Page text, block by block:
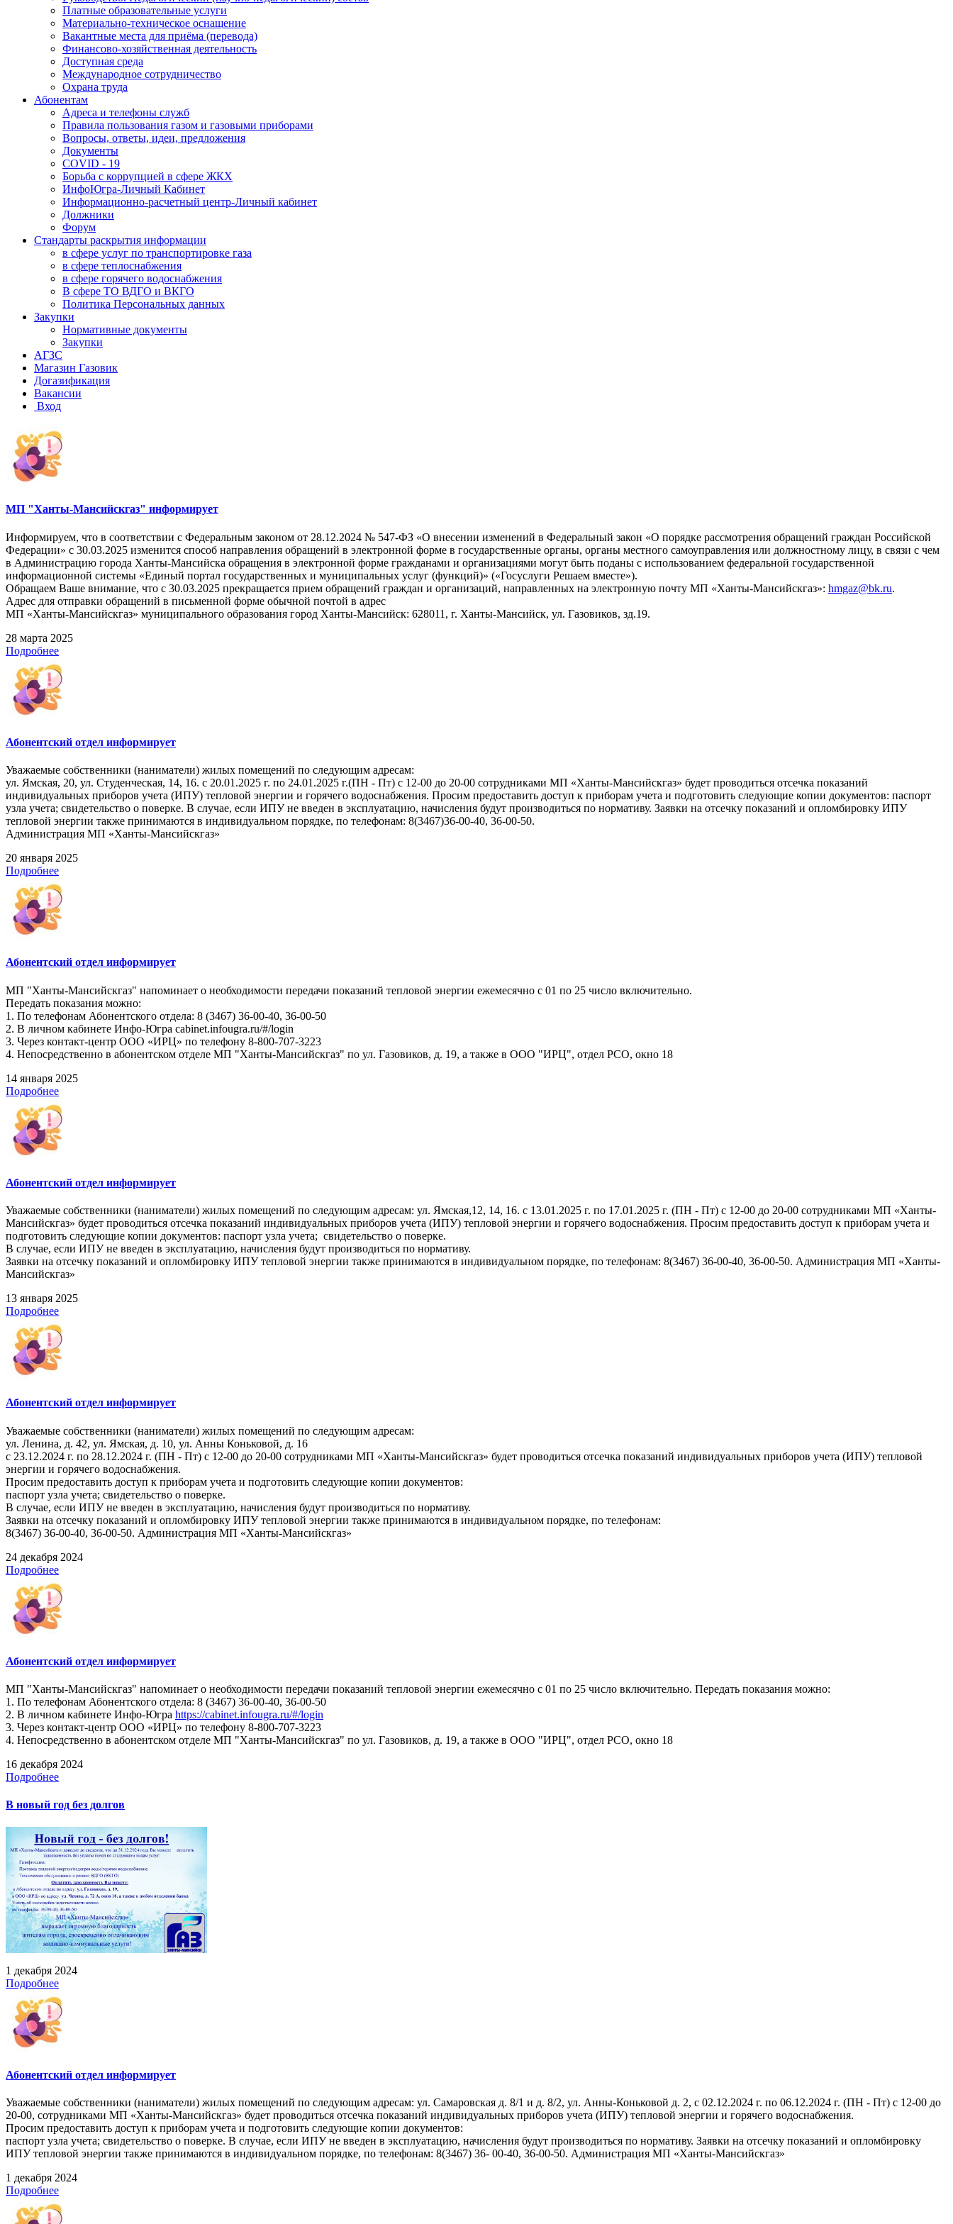
Платные образовательные услуги
Материально-техническое оснащение
Вакантные места для приёма (перевода)
Финансово-хозяйственная деятельность
Доступная среда
Международное сотрудничество
Охрана труда
Абонентам
Адреса и телефоны служб
Правила пользования газом и газовыми приборами
Вопросы, ответы, идеи, предложения
Документы
COVID - 19
Борьба с коррупцией в сфере ЖКХ
ИнфоЮгра-Личный Кабинет
Информационно-расчетный центр-Личный кабинет
Должники
Форум
Стандарты раскрытия информации
в сфере услуг по транспортировке газа
в сфере теплоснабжения
в сфере горячего водоснабжения
В сфере ТО ВДГО и ВКГО
Политика Персональных данных
Закупки
Нормативные документы
Закупки
АГЗС
Магазин Газовик
Догазификация
Вакансии
Вход
МП "Ханты-Мансийскгаз" информирует
Информируем, что в соответствии с Федеральным законом от 28.12.2024 № 547-ФЗ «О внесении изменений в Федеральный закон «О порядке рассмотрения обращений граждан Российской
Федерации» с 30.03.2025 изменится способ направления обращений в электронной форме в государственные органы, органы местного самоуправления или должностному лицу, в связи с чем
в Администрацию города Ханты-Мансийска обращения в электронной форме гражданами и организациями могут быть поданы с использованием федеральной государственной
информационной системы «Единый портал государственных и муниципальных услуг (функций)» («Госуслуги Решаем вместе»).
Обращаем Ваше внимание, что с 30.03.2025 прекращается прием обращений граждан и организаций, направленных на электронную почту МП «Ханты-Мансийскгаз»: hmgaz@bk.ru.
Адрес для отправки обращений в письменной форме обычной почтой в адрес
МП «Ханты-Мансийскгаз» муниципального образования город Ханты-Мансийск: 628011, г. Ханты-Мансийск, ул. Газовиков, зд.19.
28 марта 2025
Подробнее
Абонентский отдел информирует
Уважаемые собственники (наниматели) жилых помещений по следующим адресам:
ул. Ямская, 20, ул. Студенческая, 14, 16. с 20.01.2025 г. по 24.01.2025 г.(ПН - Пт) с 12-00 до 20-00 сотрудниками МП «Ханты-Мансийскгаз» будет проводиться отсечка показаний
индивидуальных приборов учета (ИПУ) тепловой энергии и горячего водоснабжения. Просим предоставить доступ к приборам учета и подготовить следующие копии документов: паспорт
узла учета; свидетельство о поверке. В случае, если ИПУ не введен в эксплуатацию, начисления будут производиться по нормативу. Заявки на отсечку показаний и опломбировку ИПУ
тепловой энергии также принимаются в индивидуальном порядке, по телефонам: 8(3467)36-00-40, 36-00-50.
Администрация МП «Ханты-Мансийскгаз»
20 января 2025
Подробнее
Абонентский отдел информирует
МП "Ханты-Мансийскгаз" напоминает о необходимости передачи показаний тепловой энергии ежемесячно с 01 по 25 число включительно.
Передать показания можно:
1. По телефонам Абонентского отдела: 8 (3467) 36-00-40, 36-00-50
2. В личном кабинете Инфо-Югра cabinet.infougra.ru/#/login
3. Через контакт-центр ООО «ИРЦ» по телефону 8-800-707-3223
4. Непосредственно в абонентском отделе МП "Ханты-Мансийскгаз" по ул. Газовиков, д. 19, а также в ООО "ИРЦ", отдел РСО, окно 18
14 января 2025
Подробнее
Абонентский отдел информирует
Уважаемые собственники (наниматели) жилых помещений по следующим адресам: ул. Ямская,12, 14, 16. с 13.01.2025 г. по 17.01.2025 г. (ПН - Пт) с 12-00 до 20-00 сотрудниками МП «Ханты-
Мансийскгаз» будет проводиться отсечка показаний индивидуальных приборов учета (ИПУ) тепловой энергии и горячего водоснабжения. Просим предоставить доступ к приборам учета и
подготовить следующие копии документов: паспорт узла учета; свидетельство о поверке.
В случае, если ИПУ не введен в эксплуатацию, начисления будут производиться по нормативу.
Заявки на отсечку показаний и опломбировку ИПУ тепловой энергии также принимаются в индивидуальном порядке, по телефонам: 8(3467) 36-00-40, 36-00-50. Администрация МП «Ханты-
Мансийскгаз»
13 января 2025
Подробнее
Абонентский отдел информирует
Уважаемые собственники (наниматели) жилых помещений по следующим адресам:
ул. Ленина, д. 42, ул. Ямская, д. 10, ул. Анны Коньковой, д. 16
с 23.12.2024 г. по 28.12.2024 г. (ПН - Пт) с 12-00 до 20-00 сотрудниками МП «Ханты-Мансийскгаз» будет проводиться отсечка показаний индивидуальных приборов учета (ИПУ) тепловой
энергии и горячего водоснабжения.
Просим предоставить доступ к приборам учета и подготовить следующие копии документов:
паспорт узла учета; свидетельство о поверке.
В случае, если ИПУ не введен в эксплуатацию, начисления будут производиться по нормативу.
Заявки на отсечку показаний и опломбировку ИПУ тепловой энергии также принимаются в индивидуальном порядке, по телефонам:
8(3467) 36-00-40, 36-00-50. Администрация МП «Ханты-Мансийскгаз»
24 декабря 2024
Подробнее
Абонентский отдел информирует
МП "Ханты-Мансийскгаз" напоминает о необходимости передачи показаний тепловой энергии ежемесячно с 01 по 25 число включительно. Передать показания можно:
1. По телефонам Абонентского отдела: 8 (3467) 36-00-40, 36-00-50
2. В личном кабинете Инфо-Югра https://cabinet.infougra.ru/#/login
3. Через контакт-центр ООО «ИРЦ» по телефону 8-800-707-3223
4. Непосредственно в абонентском отделе МП "Ханты-Мансийскгаз" по ул. Газовиков, д. 19, а также в ООО "ИРЦ", отдел РСО, окно 18
16 декабря 2024
Подробнее
В новый год без долгов
1 декабря 2024
Подробнее
Абонентский отдел информирует
Уважаемые собственники (наниматели) жилых помещений по следующим адресам: ул. Самаровская д. 8/1 и д. 8/2, ул. Анны-Коньковой д. 2, с 02.12.2024 г. по 06.12.2024 г. (ПН - Пт) с 12-00 до
20-00, сотрудниками МП «Ханты-Мансийскгаз» будет проводиться отсечка показаний индивидуальных приборов учета (ИПУ) тепловой энергии и горячего водоснабжения.
Просим предоставить доступ к приборам учета и подготовить следующие копии документов:
паспорт узла учета; свидетельство о поверке. В случае, если ИПУ не введен в эксплуатацию, начисления будут производиться по нормативу. Заявки на отсечку показаний и опломбировку
ИПУ тепловой энергии также принимаются в индивидуальном порядке, по телефонам: 8(3467) 36- 00-40, 36-00-50. Администрация МП «Ханты-Мансийскгаз»
1 декабря 2024
Подробнее